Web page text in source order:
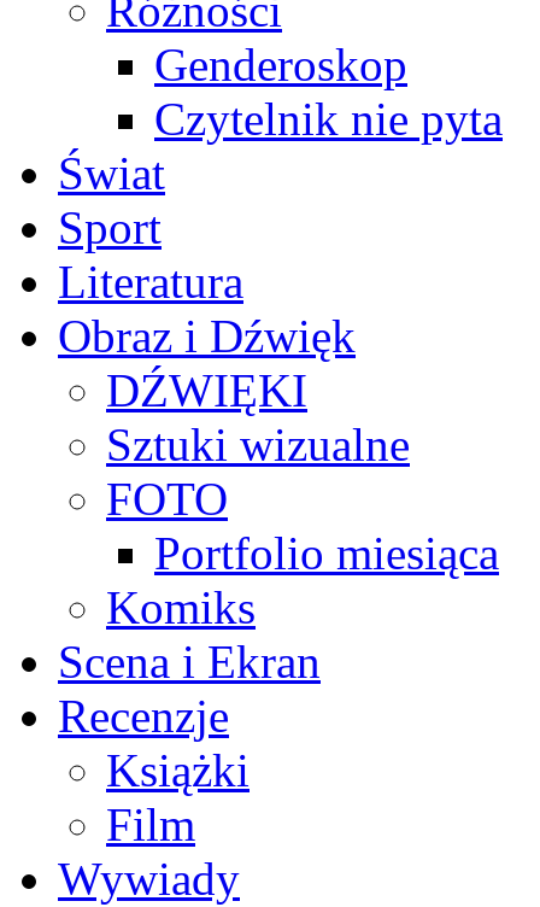
Różności
Genderoskop
Czytelnik nie pyta
Świat
Sport
Literatura
Obraz i Dźwięk
DŹWIĘKI
Sztuki wizualne
FOTO
Portfolio miesiąca
Komiks
Scena i Ekran
Recenzje
Książki
Film
Wywiady